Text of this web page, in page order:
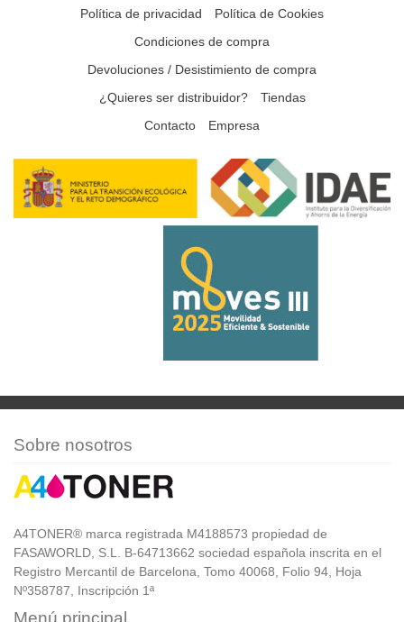
Política de privacidad
Política de Cookies
Condiciones de compra
Devoluciones / Desistimiento de compra
¿Quieres ser distribuidor?
Tiendas
Contacto
Empresa
Sobre nosotros
A4TONER® marca registrada M4188573 propiedad de
FASAWORLD, S.L. B-64713662 sociedad española inscrita en el
Registro Mercantil de Barcelona, Tomo 40068, Folio 94, Hoja
Nº358787, Inscripción 1ª
Menú principal